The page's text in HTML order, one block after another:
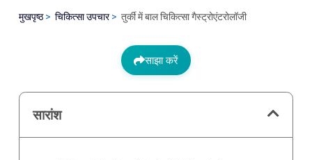
मुखपृष्ठ चिकित्सा उपचार तुर्की में बाल चिकित्सा गैस्ट्रोएंटरोलॉजी
साझा करें
सारांश